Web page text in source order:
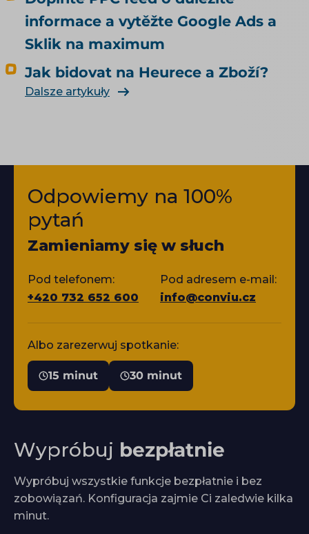
informace a vytěžte Google Ads a
Sklik na maximum
Jak bidovat na Heurece a Zboží?
Dalsze artykuły
Odpowiemy na 100%
pytań
Zamieniamy się w słuch
Pod telefonem:
+420 732 652 600
Pod adresem e-mail:
info@conviu.cz
Albo zarezerwuj spotkanie:
15 minut 30 minut
Wypróbuj bezpłatnie
Wypróbuj wszystkie funkcje bezpłatnie i bez
zobowiązań. Konfiguracja zajmie Ci zaledwie kilka
minut.